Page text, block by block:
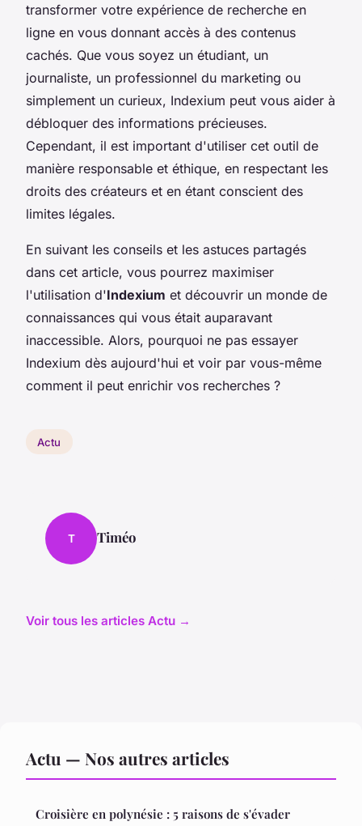
transformer votre expérience de recherche en
ligne en vous donnant accès à des contenus
cachés. Que vous soyez un étudiant, un
journaliste, un professionnel du marketing ou
simplement un curieux, Indexium peut vous aider à
débloquer des informations précieuses.
Cependant, il est important d'utiliser cet outil de
manière responsable et éthique, en respectant les
droits des créateurs et en étant conscient des
limites légales.
En suivant les conseils et les astuces partagés
dans cet article, vous pourrez maximiser
l'utilisation d'Indexium et découvrir un monde de
connaissances qui vous était auparavant
inaccessible. Alors, pourquoi ne pas essayer
Indexium dès aujourd'hui et voir par vous-même
comment il peut enrichir vos recherches ?
Actu
T Timéo
Voir tous les articles Actu →
Actu — Nos autres articles
Croisière en polynésie : 5 raisons de s'évader